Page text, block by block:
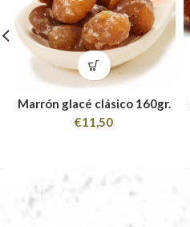
Marrón glacé clásico 160gr.
€11,50